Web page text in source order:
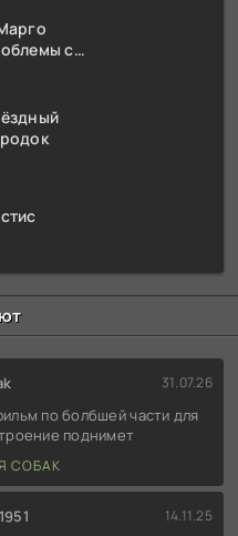
с
31.07.26
по болбшей части для
поднимет
СОБАК
14.11.25